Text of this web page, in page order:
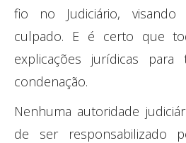
fio no Judiciário, visando
culpado. E é certo que
explicações jurídicas
condenação.
Nenhuma autoridade
de ser responsabilizado